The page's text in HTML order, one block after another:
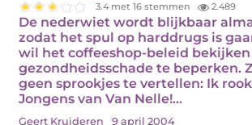
3.4 met 16 stemmen 2.489
De nederwiet wordt blijkbaar
zodat het spul op harddrugs is
wil het coffeeshop-beleid bekijken
gezondheidsschade te beperken.
geen sprookjes te vertellen: Ik
Jongens van Van Nelle!…
Geert Kruideren 9 april 2004